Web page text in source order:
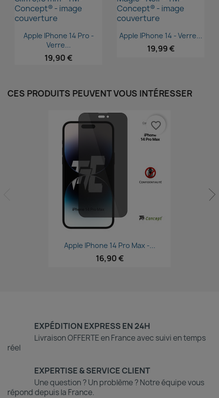
Aperçu rapide
Apple IPhone 14 Pro -
Verre...
19,90 €
 Aperçu rapide
Apple IPhone 14 - Verre...
19,99 €
CES PRODUITS PEUVENT VOUS INTÉRESSER
Aperçu rapide
Apple IPhone 14 Pro Max -...
16,90 €
favorite_border
EXPÉDITION EXPRESS EN 24H
Livraison OFFERTE en France avec suivi en temps
réel
EXPERTISE & SERVICE CLIENT
Une question ? Un problème ? Notre équipe vous
répond depuis la France.